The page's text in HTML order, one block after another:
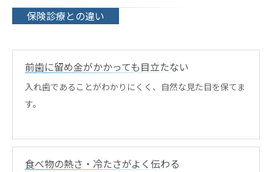
保険診療との違い
前歯に留め金がかかっても目立たない
入れ歯であることがわかりにくく、自然な見た目を保てま
す。
食べ物の熱さ・冷たさがよく伝わる